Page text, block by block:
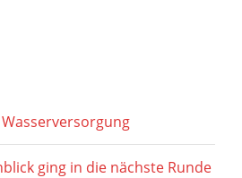
ging in die nächste Runde